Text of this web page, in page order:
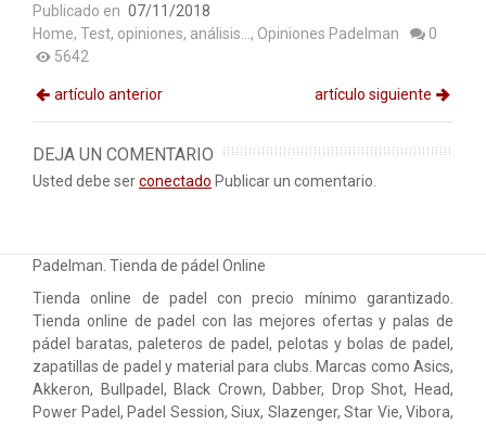
Publicado en 07/11/2018
Home, Test, opiniones, análisis... , Opiniones Padelman
0
5642
artículo anterior artículo siguiente
DEJA UN COMENTARIO
Usted debe serconectado Publicar un comentario.
Padelman. Tienda de pádel Online
Tienda online de padel con precio mínimo garantizado.
Tienda online de padel con las mejores ofertas y palas de
pádel baratas, paleteros de padel, pelotas y bolas de padel,
zapatillas de padel y material para clubs. Marcas como Asics,
Akkeron, Bullpadel, Black Crown, Dabber, Drop Shot, Head,
Power Padel, Padel Session, Siux, Slazenger, Star Vie, Vibora,